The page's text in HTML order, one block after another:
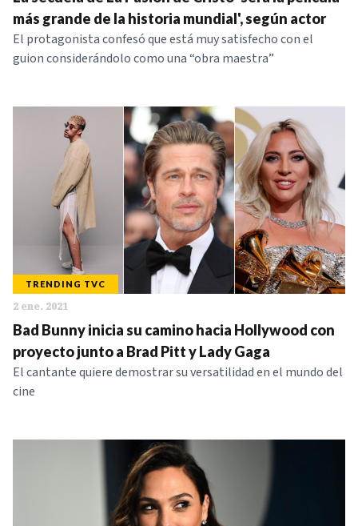
NOTICIAS
SERIES
más grande de la historia mundial', según actor
El protagonista confesó que está muy satisfecho con el
guion considerándolo como una “obra maestra”
TRENDING TVC
2 ene. 2021
Bad Bunny inicia su camino hacia Hollywood con
proyecto junto a Brad Pitt y Lady Gaga
El cantante quiere demostrar su versatilidad en el mundo del
cine